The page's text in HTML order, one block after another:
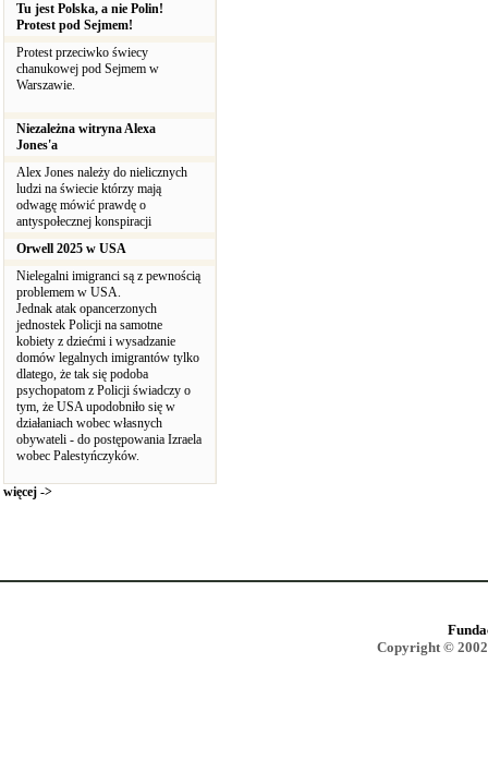
Tu jest Polska, a nie Polin!
Protest pod Sejmem!
Protest przeciwko świecy
chanukowej pod Sejmem w
Warszawie.
Niezależna witryna Alexa
Jones'a
Alex Jones należy do nielicznych
ludzi na świecie którzy mają
odwagę mówić prawdę o
antyspołecznej konspiracji
Orwell 2025 w USA
Nielegalni imigranci są z pewnością
problemem w USA.
Jednak atak opancerzonych
jednostek Policji na samotne
kobiety z dziećmi i wysadzanie
domów legalnych imigrantów tylko
dlatego, że tak się podoba
psychopatom z Policji świadczy o
tym, że USA upodobniło się w
działaniach wobec własnych
obywateli - do postępowania Izraela
wobec Palestyńczyków.
więcej ->
Copyright ©